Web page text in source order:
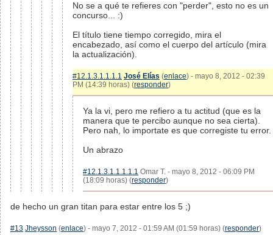
No se a qué te refieres con "perder", esto no es un
concurso... :)
El título tiene tiempo corregido, mira el
encabezado, así como el cuerpo del artículo (mira
la actualización).
#12.1.3.1.1.1.1 José Elías (enlace) - mayo 8, 2012 - 02:39
PM (14:39 horas) (responder)
Ya la vi, pero me refiero a tu actitud (que es la
manera que te percibo aunque no sea cierta).
Pero nah, lo importate es que corregiste tu error.
Un abrazo
#12.1.3.1.1.1.1.1 Omar T. - mayo 8, 2012 - 06:09 PM
(18:09 horas) (responder)
de hecho un gran titan para estar entre los 5 ;)
#13 Jheysson (enlace) - mayo 7, 2012 - 01:59 AM (01:59 horas) (responder)